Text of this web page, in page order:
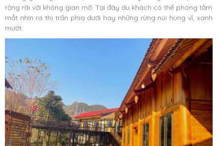
rộng rãi với không gian mở. Tại đây du khách có thể phóng tầm
mắt nhìn ra thị trấn phía dưới hay những rừng núi hùng vĩ, xanh
mướt.